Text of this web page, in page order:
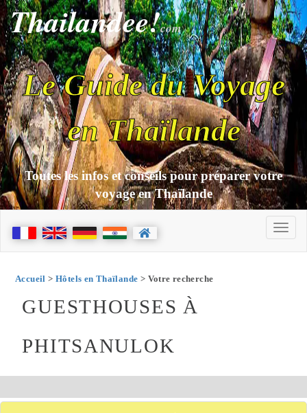
Thailandee!com
Le Guide du Voyage
en Thaïlande
Toutes les infos et conseils pour préparer votre
voyage en Thaïlande
Accueil > Hôtels en Thaïlande > Votre recherche
GUESTHOUSES À
PHITSANULOK